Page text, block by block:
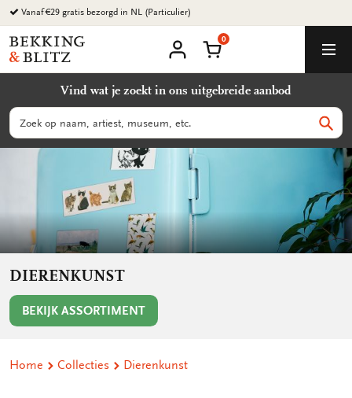
Ga
naar
content
Milieuvriendelijke producten
Bekking
&
B.V.
account
Winkelmand
0
Vind wat je zoekt in ons uitgebreide aanbod
Zoeken
DIERENKUNST
BEKIJK ASSORTIMENT
Home Collecties Dierenkunst